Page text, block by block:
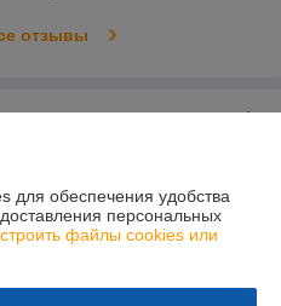
отзывы
обеспечения удобства
персональных
файлы cookies или